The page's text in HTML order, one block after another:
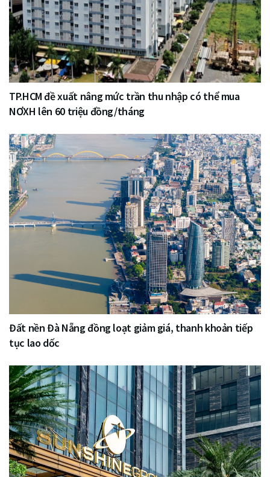
TP.HCM đề xuất nâng mức trần thu nhập có thể mua
NƠXH lên 60 triệu đồng/tháng
Đất nền Đà Nẵng đồng loạt giảm giá, thanh khoản tiếp
tục lao dốc